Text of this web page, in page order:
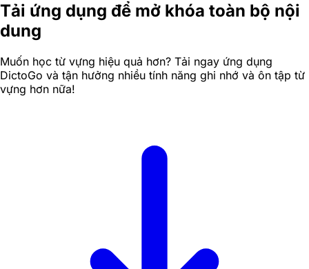
Tải ứng dụng để mở khóa toàn bộ nội
dung
Muốn học từ vựng hiệu quả hơn? Tải ngay ứng dụng
DictoGo và tận hưởng nhiều tính năng ghi nhớ và ôn tập từ
vựng hơn nữa!